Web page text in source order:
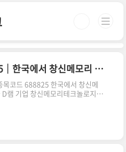
CXMT 종목코드 688825｜한국에서 창신메모리 주식 살 수 있을까?
목코드 688825 한국에서 창신메
램 기업 창신메모리테크놀로지
장하면서 국내 투자자도 주식을
다. 결론부터 말하면 창신메모리
일반 개인투자자가 현재 대부
수하기는 어렵습니다. CXMT는